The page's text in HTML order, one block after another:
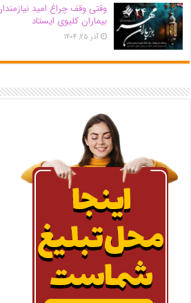
وقتی وقف چراغ امید
بیماران کلیوی ایستاد
آذر ۲۵, ۱۴۰۴